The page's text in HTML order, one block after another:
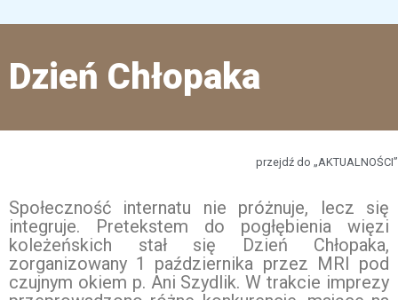
Dzień Chłopaka
przejdź do „AKTUALNOŚCI”
Społeczność internatu nie próżnuje, lecz się
integruje. Pretekstem do pogłębienia więzi
koleżeńskich stał się Dzień Chłopaka,
zorganizowany 1 października przez MRI pod
czujnym okiem p. Ani Szydlik. W trakcie imprezy